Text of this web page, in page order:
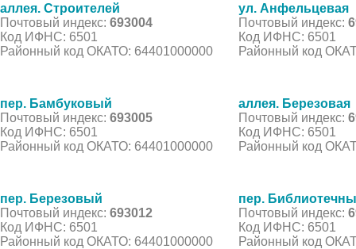
аллея. Строителей
Почтовый индекс: 693004
Код ИФНС: 6501
Районный код ОКАТО: 64401000000
ул. Анфельцевая
Почтовый индекс:
Код ИФНС: 6501
Районный код
пер. Бамбуковый
Почтовый индекс: 693005
Код ИФНС: 6501
Районный код ОКАТО: 64401000000
аллея. Березовая
Почтовый индекс:
Код ИФНС: 6501
Районный код
пер. Березовый
Почтовый индекс: 693012
Код ИФНС: 6501
Районный код ОКАТО: 64401000000
пер.
Почтовый индекс:
Код ИФНС: 6501
Районный код